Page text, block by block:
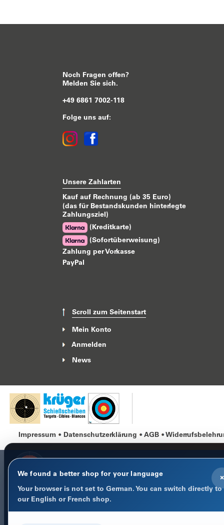
Noch Fragen offen?
Melden Sie sich.
+49 6861 7002-118
Folge uns auf:
Unsere Zahlarten
Kauf auf Rechnung (ab 35 Euro)
(das für Bestandskunden hinterlegte
Zahlungsziel)
(Kreditkarte)
(Sofortüberweisung)
Zahlung per Vorkasse
PayPal
Scroll zum Seitenstart
Mein Konto
Anmelden
News
Impressum Datenschutzerklärung AGB
×
We found a better shop for your language
Your browser is not set to German. You can switch directly to
our English or French shop.
COOKIE-HINWEIS
Datenschutz im Fokus
Notwendige Cookies halten Warenkorb, Sprache und